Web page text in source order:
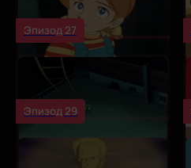
Эпизод 27
Эпизод 29